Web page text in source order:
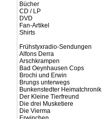
Bücher
CD / LP
DVD
Fan-Artikel
Shirts
Frühstyxradio-Sendungen
Alfons Derra
Arschkrampen
Bad Oeynhausen Cops
Brochi und Erwin
Brungs unterwegs
Bunkenstedter Heimatchronik
Der Kleine Tierfreund
Die drei Musketiere
Die Vierma